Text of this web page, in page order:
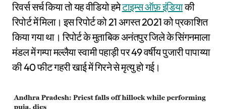
रिवर्स सर्च किया तो यह वीडियो हमेटाइम्स ऑफ़ इंडियाकी
रिपोर्ट में मिला। इस रिपोर्ट को 21 अगस्त 2021 को प्रकाशित
किया गया था। रिपोर्ट के मुताबिक अनंतपुर जिले के सिंगनमाला
मंडल में गम्पा मल्लैया स्वामी पहाड़ी पर 49 वर्षीय पुजारी पापाय्या
की 40 फीट गहरी खाई में गिरने से मृत्यु हो गई।